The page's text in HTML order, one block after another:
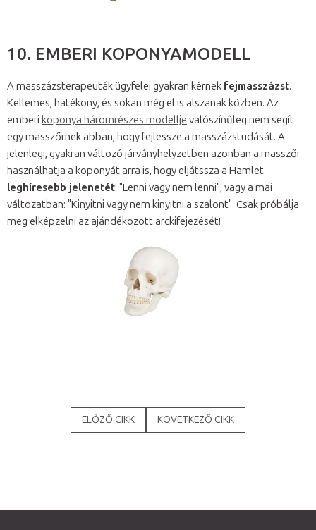
10. EMBERI KOPONYAMODELL
A masszázsterapeuták ügyfelei gyakran kérnek fejmasszázst.
Kellemes, hatékony, és sokan még el is alszanak közben. Az
emberi koponya háromrészes modellje valószínűleg nem segít
egy masszőrnek abban, hogy fejlessze a masszázstudását. A
jelenlegi, gyakran változó járványhelyzetben azonban a masszőr
használhatja a koponyát arra is, hogy eljátssza a Hamlet
leghíresebb jelenetét: "Lenni vagy nem lenni", vagy a mai
változatban: "Kinyitni vagy nem kinyitni a szalont". Csak próbálja
meg elképzelni az ajándékozott arckifejezését!
ELŐZŐ CIKK KÖVETKEZŐ CIKK